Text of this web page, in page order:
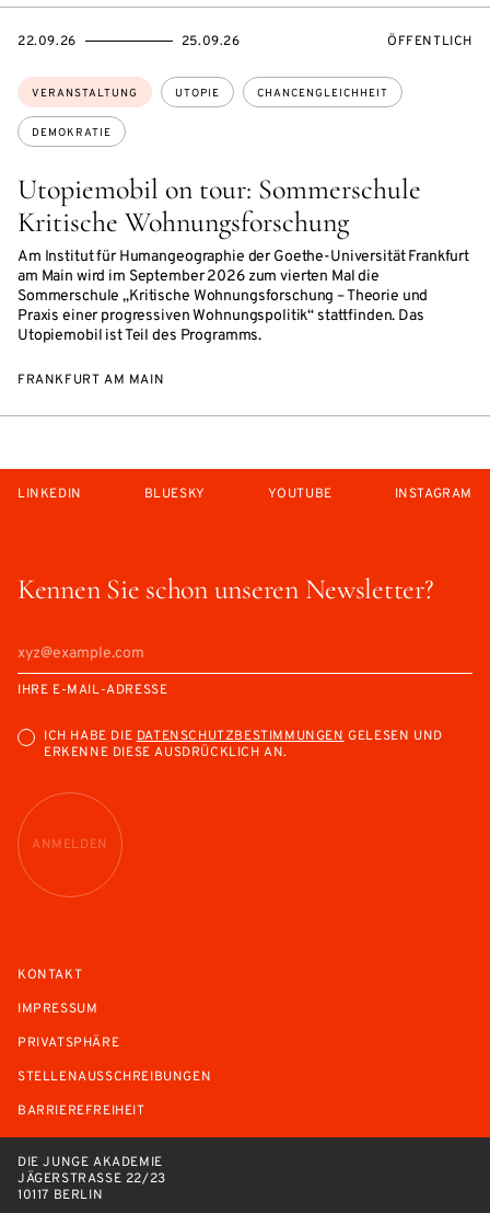
Utopiemobil on tour: Sommerschule
Kritische Wohnungsforschung
Am Institut für Humangeographie der Goethe-Universität Frankfurt
am Main wird im September 2026 zum vierten Mal die
Sommerschule „Kritische Wohnungsforschung – Theorie und
Praxis einer progressiven Wohnungspolitik“ stattfinden. Das
Utopiemobil ist Teil des Programms.
Themen:
VERANSTALTUNG UTOPIE CHANCENGLEICHHEIT
DEMOKRATIE
EVENTBEGINSON
22.09.26
EVENTENDSON 25.09.26 ÖFFENTLICH
FRANKFURT AM MAIN
Kennen Sie schon unseren Newsletter?
IHRE E-MAIL-ADRESSE
ICH HABE DIEDATENSCHUTZBESTIMMUNGENGELESEN UND
ERKENNE DIESE AUSDRÜCKLICH AN.
ANMELDEN
LINKEDIN BLUESKY YOUTUBE INSTAGRAM
KONTAKT
IMPRESSUM
PRIVATSPHÄRE
STELLENAUSSCHREIBUNGEN
BARRIEREFREIHEIT
DIE JUNGE AKADEMIE
JÄGERSTRASSE 22/23
10117 BERLIN